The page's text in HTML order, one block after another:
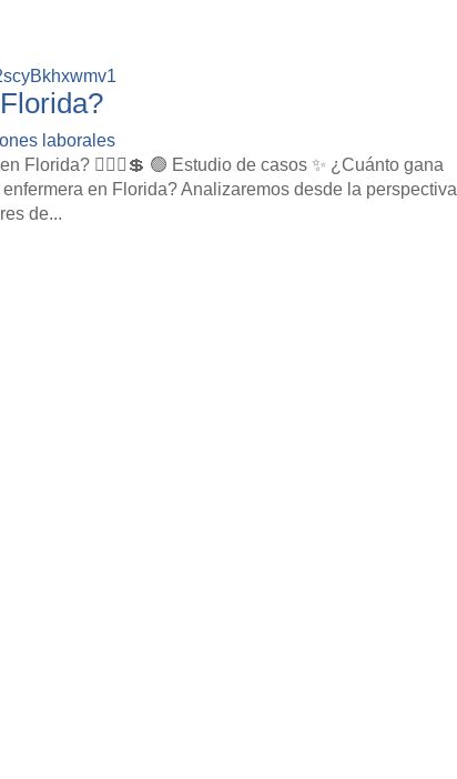
laborales
Florida? 👩🏽‍⚕💲 🟢 Estudio de casos ✨ ¿Cuánto gana
en Florida? Analizaremos desde la perspectiva
de...